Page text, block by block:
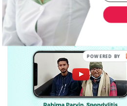
POWERED BY